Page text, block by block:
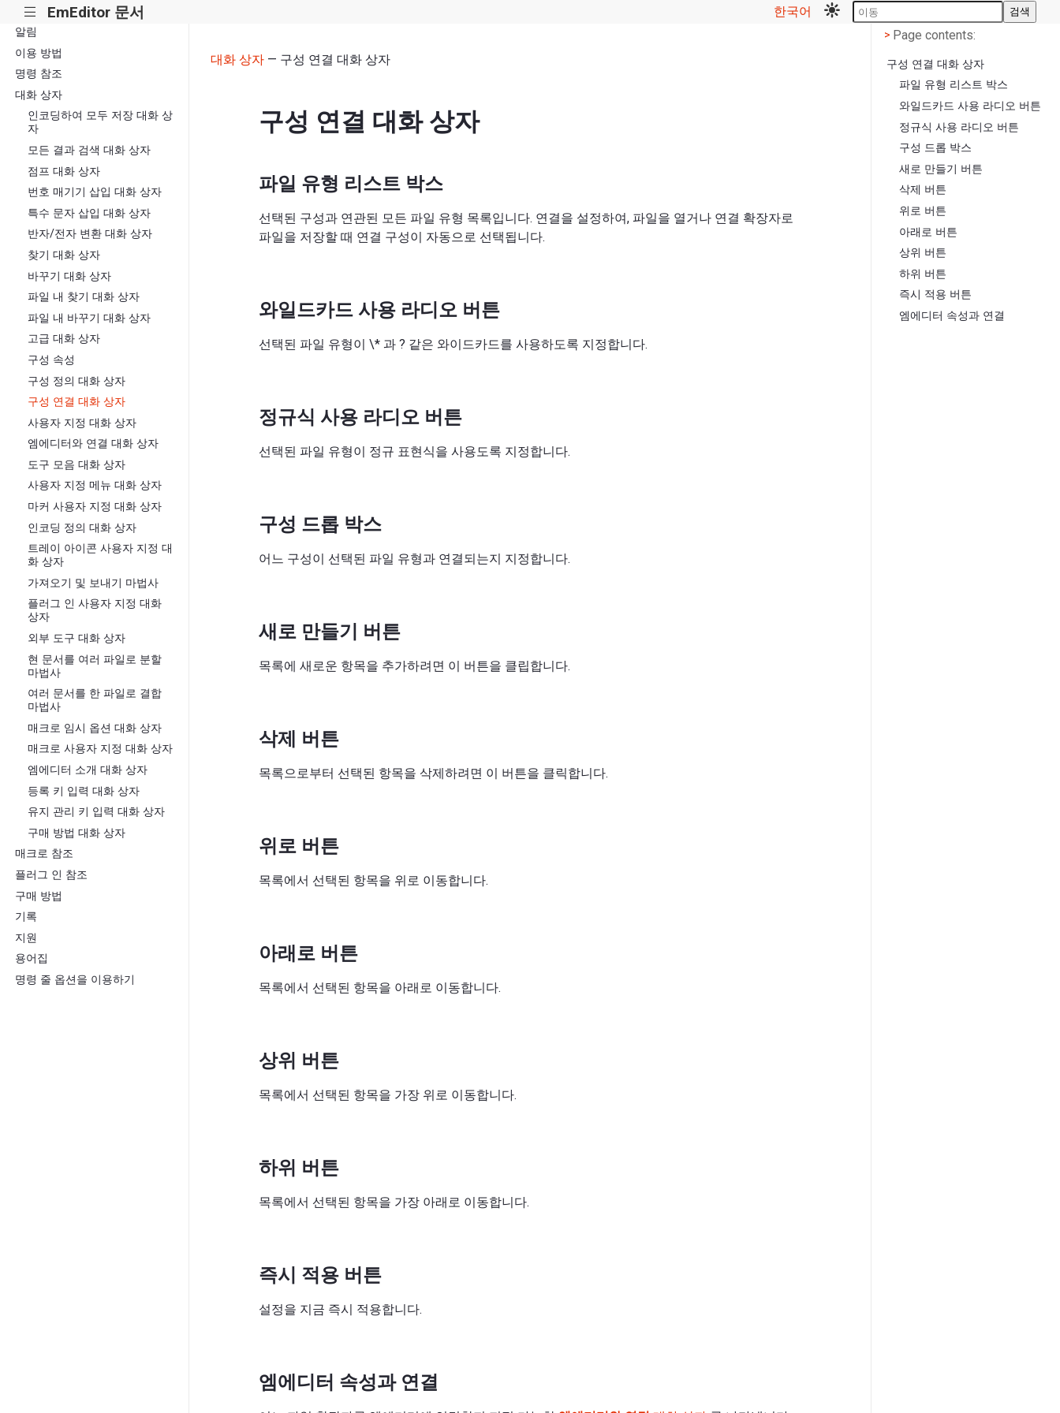
||| EmEditor 문서 한국어 검색
알림
이용 방법
명령 참조
대화 상자
인코딩하여 모두 저장 대화 상
자
모든 결과 검색 대화 상자
점프 대화 상자
번호 매기기 삽입 대화 상자
특수 문자 삽입 대화 상자
반자/전자 변환 대화 상자
찾기 대화 상자
바꾸기 대화 상자
파일 내 찾기 대화 상자
파일 내 바꾸기 대화 상자
고급 대화 상자
구성 속성
구성 정의 대화 상자
구성 연결 대화 상자
사용자 지정 대화 상자
엠에디터와 연결 대화 상자
도구 모음 대화 상자
사용자 지정 메뉴 대화 상자
마커 사용자 지정 대화 상자
인코딩 정의 대화 상자
트레이 아이콘 사용자 지정 대
화 상자
가져오기 및 보내기 마법사
플러그 인 사용자 지정 대화
상자
외부 도구 대화 상자
현 문서를 여러 파일로 분할
마법사
여러 문서를 한 파일로 결합
마법사
매크로 임시 옵션 대화 상자
매크로 사용자 지정 대화 상자
엠에디터 소개 대화 상자
등록 키 입력 대화 상자
유지 관리 키 입력 대화 상자
구매 방법 대화 상자
매크로 참조
플러그 인 참조
구매 방법
기록
지원
용어집
명령 줄 옵션을 이용하기
대화 상자— 구성 연결 대화 상자
구성 연결 대화 상자
파일 유형 리스트 박스
선택된 구성과 연관된 모든 파일 유형 목록입니다. 연결을 설정하여, 파일을 열거나 연결 확장자로
파일을 저장할 때 연결 구성이 자동으로 선택됩니다.
와일드카드 사용 라디오 버튼
선택된 파일 유형이 \* 과 ? 같은 와이드카드를 사용하도록 지정합니다.
정규식 사용 라디오 버튼
선택된 파일 유형이 정규 표현식을 사용도록 지정합니다.
구성 드롭 박스
어느 구성이 선택된 파일 유형과 연결되는지 지정합니다.
새로 만들기 버튼
목록에 새로운 항목을 추가하려면 이 버튼을 클립합니다.
삭제 버튼
목록으로부터 선택된 항목을 삭제하려면 이 버튼을 클릭합니다.
위로 버튼
목록에서 선택된 항목을 위로 이동합니다.
아래로 버튼
목록에서 선택된 항목을 아래로 이동합니다.
상위 버튼
목록에서 선택된 항목을 가장 위로 이동합니다.
하위 버튼
목록에서 선택된 항목을 가장 아래로 이동합니다.
즉시 적용 버튼
설정을 지금 즉시 적용합니다.
엠에디터 속성과 연결
< Page contents
> Page contents:
구성 연결 대화 상자
파일 유형 리스트 박스
와일드카드 사용 라디오 버튼
정규식 사용 라디오 버튼
구성 드롭 박스
새로 만들기 버튼
삭제 버튼
위로 버튼
아래로 버튼
상위 버튼
하위 버튼
즉시 적용 버튼
엠에디터 속성과 연결